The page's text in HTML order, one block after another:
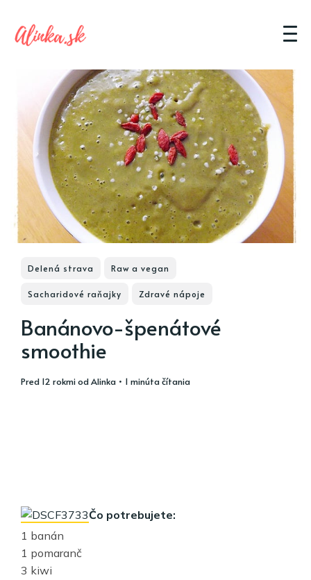
Delená strava Raw a vegan
Sacharidové raňajky Zdravé nápoje
Banánovo-špenátové
smoothie
pred 12 rokmiodAlinka • 1 minúta čítania
Čo potrebujete:
1 banán
1 pomaranč
3 kiwi